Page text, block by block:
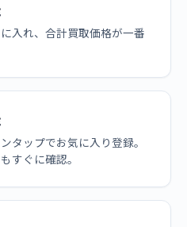
入れ、合計買取価格が一番
タップでお気に入り登録。
すぐに確認。